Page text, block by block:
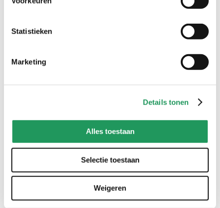
Statistieken
Marketing
Details tonen
Alles toestaan
Selectie toestaan
Weigeren
Snijd de opstaande randjes van de twee helften van het
piepschuim ei. Snijd aan de bovenkant, achterin bij de bolling een
beetje piepschuim weg om een lijmvlak te maken. Als je dit niet
gemaakt kan worden en de verbinding tussen de voetjes en de
Snijd ook bij de twee piepschuim ballen (de handjes) zo'n vlakje af.
stap 2
Teken met potlood het gezichtje van Kirby op één helft van de
grote piepschuim bal.